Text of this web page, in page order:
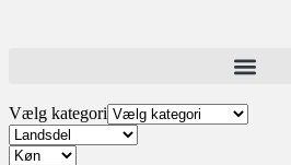
Vælg kategori